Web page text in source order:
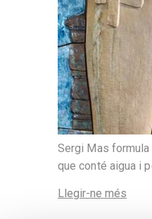
Sergi Mas formula
que conté aigua i
Llegir-ne més